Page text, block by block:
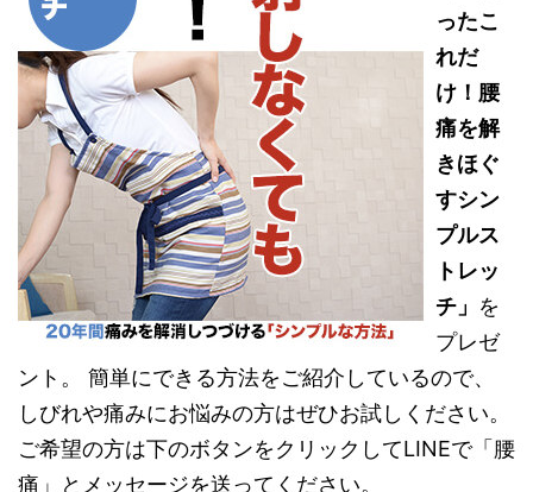
ったこ
れだ
け！腰
痛を解
きほぐ
すシン
プルス
トレッ
チ」 を
プレゼ
ント。 簡単にできる方法をご紹介しているので、
しびれや痛みにお悩みの方はぜひお試しください。
ご希望の方は下のボタンをクリックしてLINEで「腰
痛」とメッセージを送ってください。